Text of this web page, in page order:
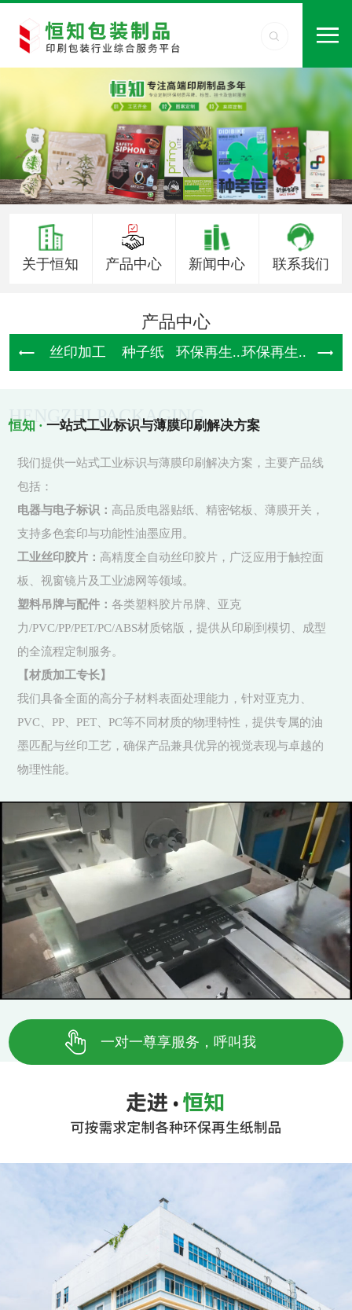
关于恒知 产品中心 新闻中心 联系我们
产品中心
丝印加工 种子纸 环保再生...环保再生... 牛皮
HENGZHI PACKAGING
恒知 · 一站式工业标识与薄膜印刷解决方案
我们提供一站式工业标识与薄膜印刷解决方案，主要产品线
包括：
电器与电子标识： 高品质电器贴纸、精密铭板、薄膜开关，
支持多色套印与功能性油墨应用。
工业丝印胶片： 高精度全自动丝印胶片，广泛应用于触控面
板、视窗镜片及工业滤网等领域。
塑料吊牌与配件： 各类塑料胶片吊牌、亚克
力/PVC/PP/PET/PC/ABS材质铭版，提供从印刷到模切、成型
的全流程定制服务。
【材质加工专长】
我们具备全面的高分子材料表面处理能力，针对亚克力、
PVC、PP、PET、PC等不同材质的物理特性，提供专属的油
墨匹配与丝印工艺，确保产品兼具优异的视觉表现与卓越的
物理性能。
一对一尊享服务，呼叫我